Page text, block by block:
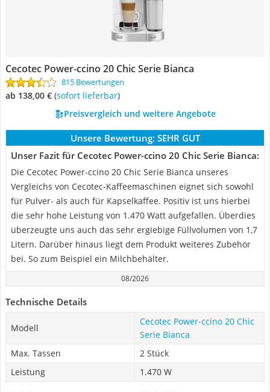
Cecotec Power-ccino 20 Chic Serie Bianca
815 Bewertungen
ab 138,00 € ( Sofort lieferbar)
Preisvergleich und weitere Angebote
Unsere Bewertung: SEHR GUT
Unser Fazit für Cecotec Power-ccino 20 Chic Serie Bianca:
Die Cecotec Power-ccino 20 Chic Serie Bianca unseres
Vergleichs von Cecotec-Kaffeemaschinen eignet sich sowohl
für Pulver- als auch für Kapselkaffee. Positiv ist uns hierbei
die sehr hohe Leistung von 1.470 Watt aufgefallen. Überdies
überzeugte uns auch das sehr ergiebige Füllvolumen von 1,7
Litern. Darüber hinaus liegt dem Produkt weiteres Zubehör
bei. So zum Beispiel ein Milchbehälter.
08/2026
Technische Details
Modell
Cecotec Power-ccino 20 Chic
Serie Bianca
Max. Tassen
2 Stück
Leistung
1.470 W